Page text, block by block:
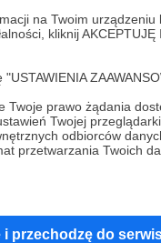
na Twoim urządzeniu
kliknij AKCEPTUJĘ
Twoje prawo żądania
Twojej
odbiorców
przetwarzania Twoich
i przechodzę do